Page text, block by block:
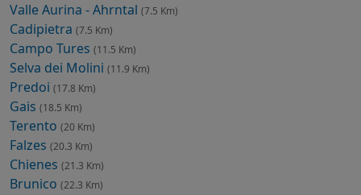
Valle Aurina - Ahrntal (7.5 Km)
Cadipietra (7.5 Km)
Campo Tures (11.5 Km)
Selva dei Molini (11.9 Km)
Predoi (17.8 Km)
Gais (18.5 Km)
Terento (20 Km)
Falzes (20.3 Km)
Chienes (21.3 Km)
Brunico (22.3 Km)